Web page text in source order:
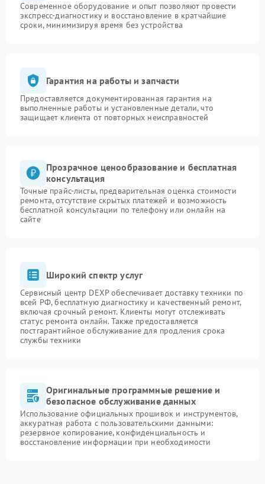
Современное оборудование и опыт позволяют провести
экспресс-диагностику и восстановление в кратчайшие
сроки, минимизируя время без устройства
Гарантия на работы и запчасти
Предоставляется документированная гарантия на
выполненные работы и установленные детали, что
защищает клиента от повторных неисправностей
Прозрачное ценообразование и бесплатная
консультация
Точные прайс-листы, предварительная оценка стоимости
ремонта, отсутствие скрытых платежей и возможность
бесплатной консультации по телефону или онлайн на
сайте
Широкий спектр услуг
Сервисный центр DEXP обеспечивает доставку техники по
всей РФ, бесплатную диагностику и качественный ремонт,
включая срочный ремонт. Клиенты могут отслеживать
статус ремонта онлайн. Также предоставляется
постгарантийное обслуживание для продления срока
службы техники
Оригинальные программные решение и
безопасное обслуживание данных
Использование официальных прошивок и инструментов,
аккуратная работа с пользовательскими данными:
резервное копирование, конфиденциальность и
восстановление информации при необходимости